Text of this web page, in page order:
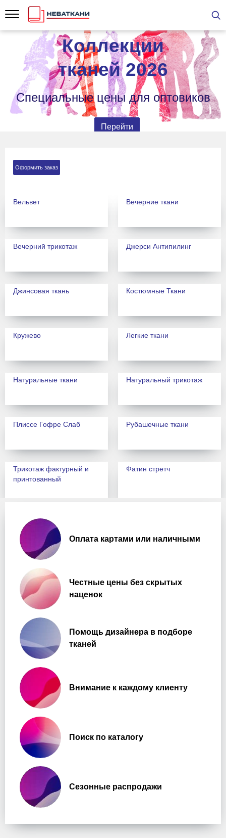
Коллекции
тканей 2026
Специальные цены для оптовиков
Перейти
Оформить заказ
Вельвет Вечерние ткани
Вечерний трикотаж Джерси Антипилинг
Джинсовая ткань Костюмные Ткани
Кружево Легкие ткани
Натуральные ткани Натуральный трикотаж
Плиссе Гофре Слаб Рубашечные ткани
Трикотаж фактурный и
принтованный
Фатин стретч
Шифоны, жоржет
Каталог-фильтр
Оплата картами или наличными
Честные цены без скрытых
наценок
Помощь дизайнера в подборе
тканей
Внимание к каждому клиенту
Поиск по каталогу
Сезонные распродажи